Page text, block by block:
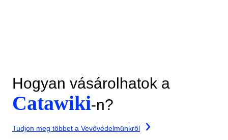
Hogyan vásárolhatok a
Catawiki-n?
Tudjon meg többet a Vevővédelmünkről